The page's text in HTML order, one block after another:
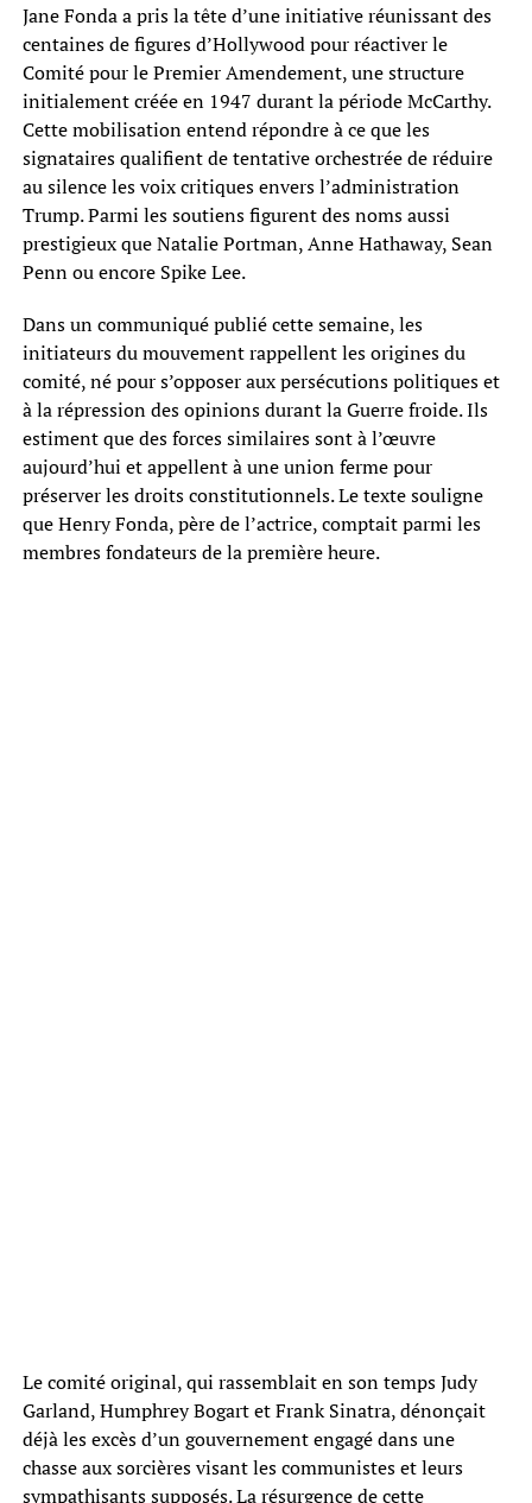
Jane Fonda a pris la tête d’une initiative réunissant des
centaines de figures d’Hollywood pour réactiver le
Comité pour le Premier Amendement, une structure
initialement créée en 1947 durant la période McCarthy.
Cette mobilisation entend répondre à ce que les
signataires qualifient de tentative orchestrée de réduire
au silence les voix critiques envers l’administration
Trump. Parmi les soutiens figurent des noms aussi
prestigieux que Natalie Portman, Anne Hathaway, Sean
Penn ou encore Spike Lee.
Dans un communiqué publié cette semaine, les
initiateurs du mouvement rappellent les origines du
comité, né pour s’opposer aux persécutions politiques et
à la répression des opinions durant la Guerre froide. Ils
estiment que des forces similaires sont à l’œuvre
aujourd’hui et appellent à une union ferme pour
préserver les droits constitutionnels. Le texte souligne
que Henry Fonda, père de l’actrice, comptait parmi les
membres fondateurs de la première heure.
Le comité original, qui rassemblait en son temps Judy
Garland, Humphrey Bogart et Frank Sinatra, dénonçait
déjà les excès d’un gouvernement engagé dans une
chasse aux sorcières visant les communistes et leurs
sympathisants supposés. La résurgence de cette